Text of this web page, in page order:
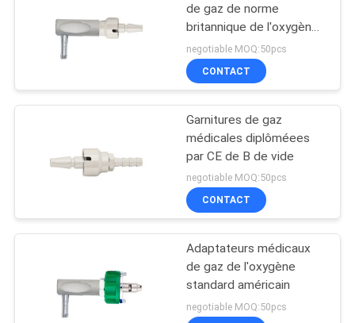
QUALITÉ
NOUS
DEMANDEZ
Accessoires
médicaux de gaz
Tubulure médicale
de gaz
de gaz de norme
britannique de l'oxygène
d'OIN 13485
negotiable MOQ:50pcs
CONTACT
Garnitures de gaz
médicales diplôméees
par CE de B de vide
negotiable MOQ:50pcs
CONTACT
Adaptateurs médicaux
de gaz de l'oxygène
standard américain
negotiable MOQ:50pcs